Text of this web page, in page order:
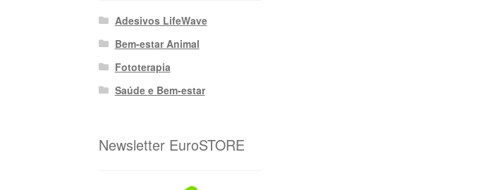
Adesivos LifeWave
Bem-estar Animal
Fototerapia
Saúde e Bem-estar
Newsletter EuroSTORE